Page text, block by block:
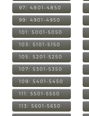
97: 4801-4850
99: 4901-4950
101: 5001-5050
103: 5101-5150
105: 5201-5250
107: 5301-5350
109: 5401-5450
111: 5501-5550
113: 5601-5650